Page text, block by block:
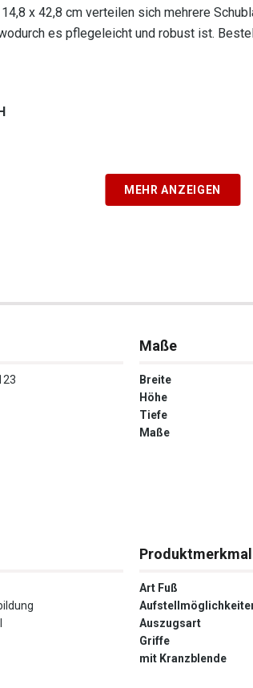
x 42,8 cm verteilen sich mehrere
es pflegeleicht und robust ist.
MEHR ANZEIGEN
Maße
Breite
Höhe
Tiefe
Maße
Art Fuß
Auszugsart
Griffe
mit Kranzblende